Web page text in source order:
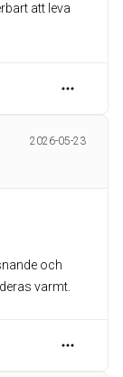
att leva
2026-05-23
och
varmt.